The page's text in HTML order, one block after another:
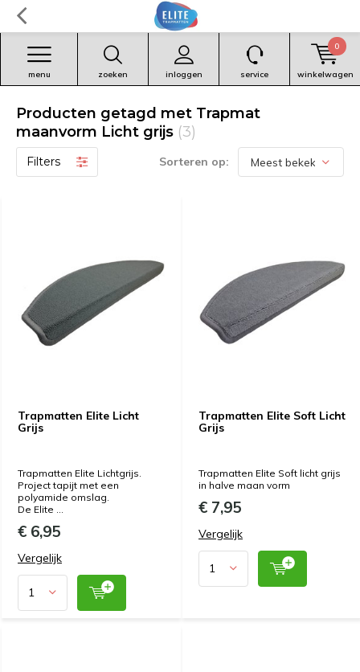
zoeken inloggen
menu service winkelwagen
0
Producten getagd met Trapmat
maanvorm Licht grijs (3)
Filters Sorteren op:
Trapmatten Elite Licht
Grijs
Trapmatten Elite Lichtgrijs.
Project tapijt met een
polyamide omslag.
De Elite ...
€ 6,95
Vergelijk
Trapmatten Elite Soft Licht
Grijs
Trapmatten Elite Soft licht grijs
in halve maan vorm
€ 7,95
Vergelijk